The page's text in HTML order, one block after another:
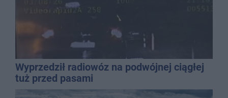
Wyprzedził radiowóz na podwójnej ciągłej
tuż przed pasami